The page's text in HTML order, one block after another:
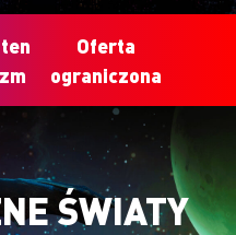
Oferta
ograniczona
ŚWIATY